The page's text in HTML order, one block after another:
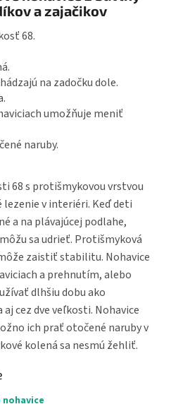
a zajačikov
68.
na zadočku dole.
umožňuje meniť
naruby.
68 s protišmykovou vrstvou
v interiéri. Keď deti
a na plávajúcej podlahe,
sa udrieť. Protišmyková
zaistiť stabilitu. Nohavice
a prehnutím, alebo
dlhšiu dobu ako
cez dve veľkosti. Nohavice
ich prať otočené naruby v
kolená sa nesmú žehliť.